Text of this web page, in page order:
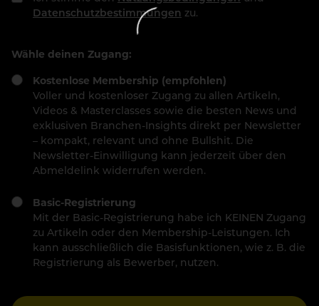
Datenschutzbestimmungen zu.
Wähle deinen Zugang:
Kostenlose Membership (empfohlen)
Voller und kostenloser Zugang zu allen Artikeln,
Videos & Masterclasses sowie die besten News und
exklusiven Branchen-Insights direkt per Newsletter
– kompakt, relevant und ohne Bullshit. Die
Newsletter-Einwilligung kann jederzeit über den
Abmeldelink widerrufen werden.
Basic-Registrierung
Mit der Basic-Registrierung habe ich KEINEN Zugang
zu Artikeln oder den Membership-Leistungen. Ich
kann ausschließlich die Basisfunktionen, wie z. B. die
Registrierung als Bewerber, nutzen.